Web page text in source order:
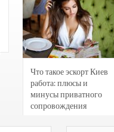
Что такое эскорт Киев
работа: плюсы и
минусы приватного
сопровождения